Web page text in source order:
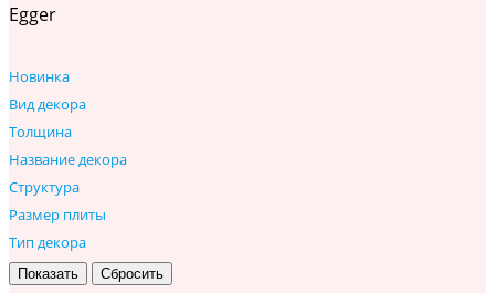
Egger
Новинка
Вид декора
Толщина
Название декора
Структура
Размер плиты
Тип декора